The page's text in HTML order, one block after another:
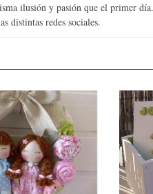
ilusión y pasión que el primer
distintas redes sociales.